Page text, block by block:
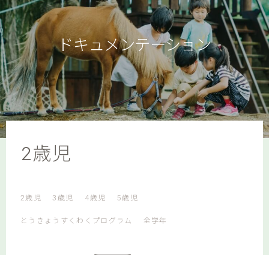
ドキュメンテーション
2歳児
2歳児 3歳児 4歳児 5歳児
とうきょうすくわくプログラム 全学年